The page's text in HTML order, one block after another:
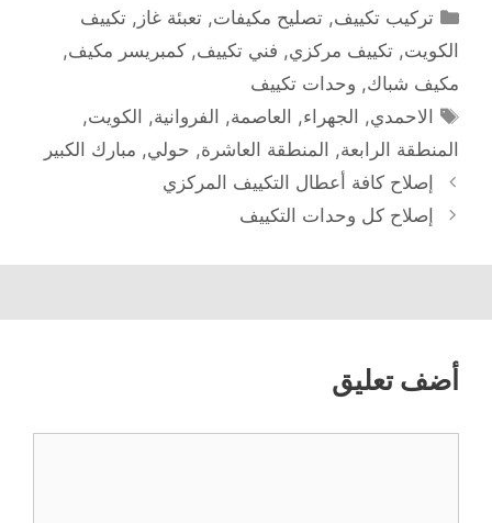
التصنيفات
تركيب تكييف,تصليح مكيفات,تعبئة غاز ,تكييف
الكويت, تكييف مركزي, فني تكييف, كمبريسر مكيف,
مكيف شباك, وحدات تكييف
الوسوم
الاحمدي, الجهراء, العاصمة, الفروانية, الكويت,
المنطقة الرابعة, المنطقة العاشرة, حولي, مبارك الكبير
إصلاح كافة أعطال التكييف المركزي
إصلاح كل وحدات التكييف
أضف تعليق